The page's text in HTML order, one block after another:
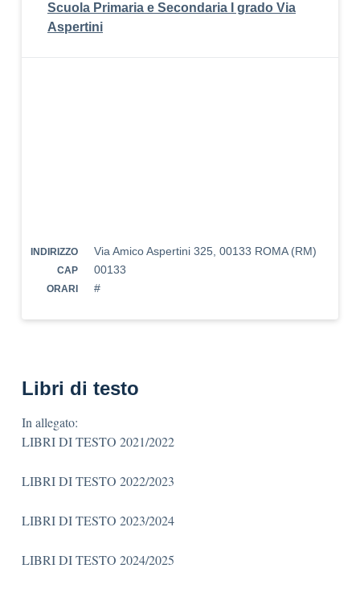
Scuola Primaria e Secondaria I grado Via
Aspertini
INDIRIZZO Via Amico Aspertini 325, 00133 ROMA (RM)
CAP 00133
ORARI #
Libri di testo
In allegato:
LIBRI DI TESTO 2021/2022
LIBRI DI TESTO 2022/2023
LIBRI DI TESTO 2023/2024
LIBRI DI TESTO 2024/2025